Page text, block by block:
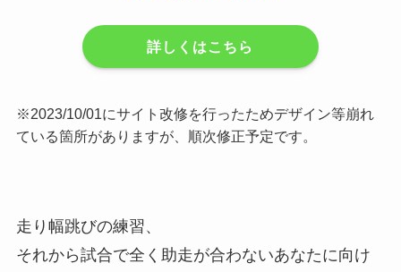
詳しくはこちら
※2023/10/01にサイト改修を行ったためデザイン等崩れ
ている箇所がありますが、順次修正予定です。
走り幅跳びの練習、
それから試合で全く助走が合わないあなたに向け